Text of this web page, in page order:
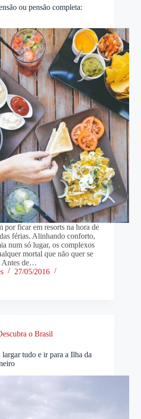
ou pensão completa:
por ficar em resorts na hora de
férias. Alinhando conforto,
num só lugar, os complexos
mortal que não quer se
Antes de…
27/05/2016
o Brasil
tudo e ir para a Ilha da